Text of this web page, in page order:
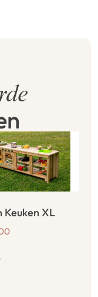
Keuken XL